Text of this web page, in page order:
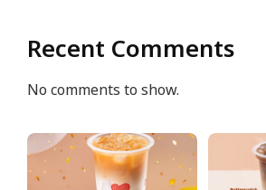
Recent Comments
No comments to show.